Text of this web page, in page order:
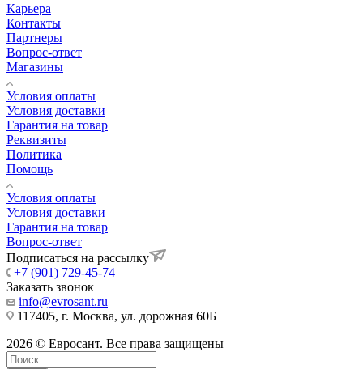
Карьера
Контакты
Партнеры
Вопрос-ответ
Магазины
Условия оплаты
Условия доставки
Гарантия на товар
Реквизиты
Политика
Помощь
Условия оплаты
Условия доставки
Гарантия на товар
Вопрос-ответ
Подписаться на рассылку
+7 (901) 729-45-74
Заказать звонок
info@evrosant.ru
117405, г. Москва, ул. дорожная 60Б
2026 © Евросант. Все права защищены